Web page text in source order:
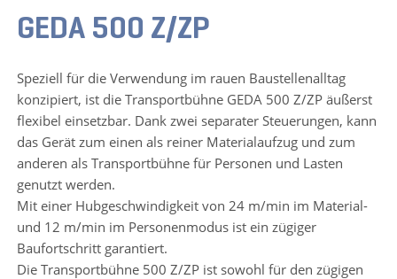
GEDA 500 Z/ZP
Speziell für die Verwendung im rauen Baustellenalltag
konzipiert, ist die Transportbühne GEDA 500 Z/ZP äußerst
flexibel einsetzbar. Dank zwei separater Steuerungen, kann
das Gerät zum einen als reiner Materialaufzug und zum
anderen als Transportbühne für Personen und Lasten
genutzt werden.
Mit einer Hubgeschwindigkeit von 24 m/min im Material-
und 12 m/min im Personenmodus ist ein zügiger
Baufortschritt garantiert.
Die Transportbühne 500 Z/ZP ist sowohl für den zügigen